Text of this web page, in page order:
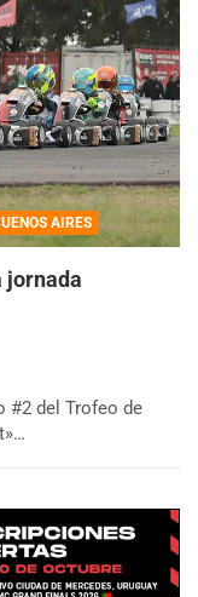
AIRES
jornada
#2 del Trofeo de